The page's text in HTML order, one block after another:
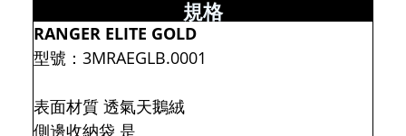
規格
RANGER ELITE GOLD
型號：3MRAEGLB.0001
表面材質 透氣天鵝絨
側邊收納袋 是